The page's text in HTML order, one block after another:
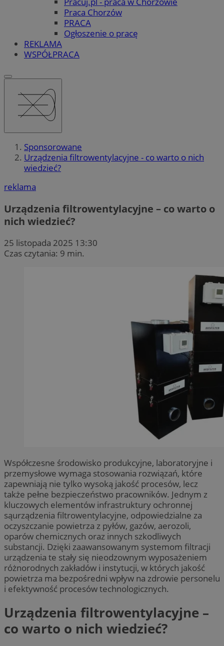
Praca Chorzów
PRACA
Ogłoszenie o pracę
REKLAMA
WSPÓŁPRACA
Sponsorowane
Urządzenia filtrowentylacyjne - co warto o nich
wiedzieć?
reklama
Urządzenia filtrowentylacyjne – co warto o
nich wiedzieć?
25 listopada 2025 13:30
Czas czytania: 9 min.
Współczesne środowisko produkcyjne, laboratoryjne i
przemysłowe wymaga stosowania rozwiązań, które
zapewniają nie tylko wysoką jakość procesów, lecz
także pełne bezpieczeństwo pracowników. Jednym z
kluczowych elementów infrastruktury ochronnej
sąurządzenia filtrowentylacyjne, odpowiedzialne za
oczyszczanie powietrza z pyłów, gazów, aerozoli,
oparów chemicznych oraz innych szkodliwych
substancji. Dzięki zaawansowanym systemom filtracji
urządzenia te stały się nieodzownym wyposażeniem
różnorodnych zakładów i instytucji, w których jakość
powietrza ma bezpośredni wpływ na zdrowie personelu
i efektywność procesów technologicznych.
Urządzenia filtrowentylacyjne –
co warto o nich wiedzieć?